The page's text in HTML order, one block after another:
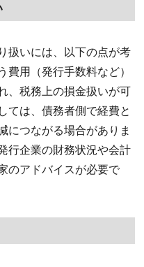
扱いには、以下の点が考
用（発行手数料など）
、税務上の損金扱いが可
ては、債務者側で経費と
につながる場合がありま
行企業の財務状況や会計
のアドバイスが必要で